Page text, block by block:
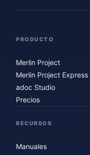
PRODUCTO
Merlin Project
Merlin Project Express
adoc Studio
Precios
RECURSOS
Manuales